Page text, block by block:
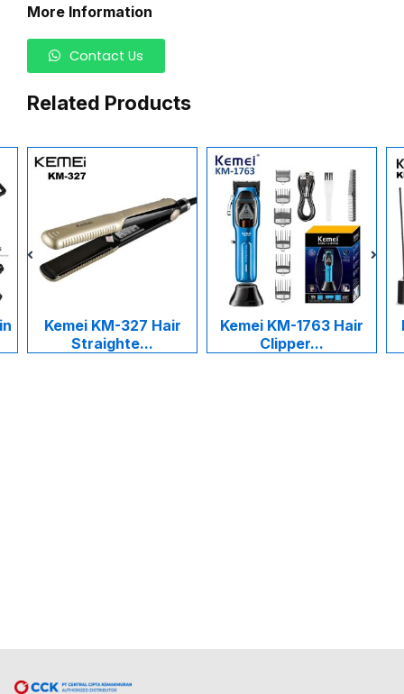
More Information
Contact Us
Related Products
Kemei KM-327 Hair
Straighte...
Kemei KM-1763 Hair
Clipper...